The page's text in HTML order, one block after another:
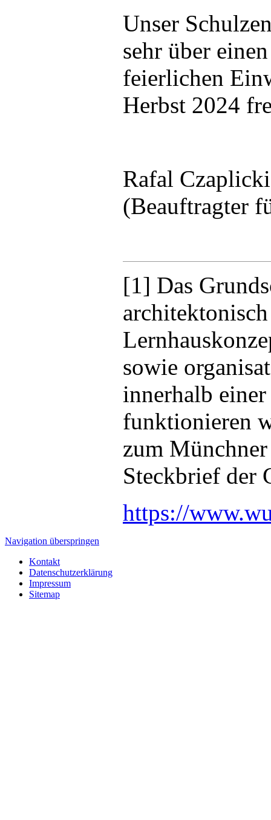
Im Inneren des Grundschulteils wird
organisatorisch ausgerichtet sein
Abschließend präsentieren Herr
hätte.
Unser
sehr über
feierlichen
Herbst 2024
Rafal Czaplicki
(Beauftragter
[1] Das
sowie
innerhalb
funktionieren
zum
Steckbrief der
https://
Navigation überspringen
Kontakt
Datenschutzerklärung
Impressum
Sitemap